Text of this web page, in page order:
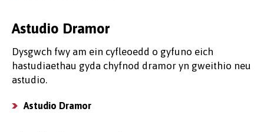
Astudio Dramor
Dysgwch fwy am ein cyfleoedd o gyfuno eich
hastudiaethau gyda chyfnod dramor yn gweithio neu
astudio.
Astudio Dramor